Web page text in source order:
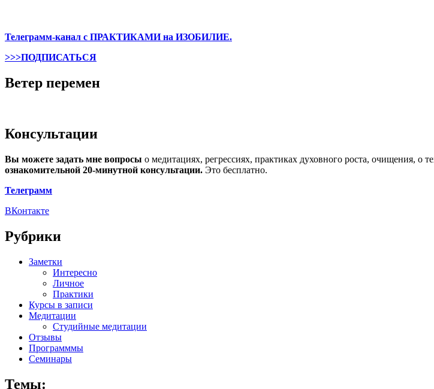
Телеграмм-канал с ПРАКТИКАМИ на ИЗОБИЛИЕ.
>>>ПОДПИСАТЬСЯ
Ветер перемен
Консультации
Вы можете задать мне вопросы о медитациях, регрессиях, практиках духовного роста, очищения, о
ознакомительной 20-минутной консультации. Это бесплатно.
Телеграмм
ВКонтакте
Рубрики
Заметки
Интересно
Личное
Практики
Курсы в записи
Медитации
Студийные медитации
Отзывы
Программмы
Семинары
Темы: